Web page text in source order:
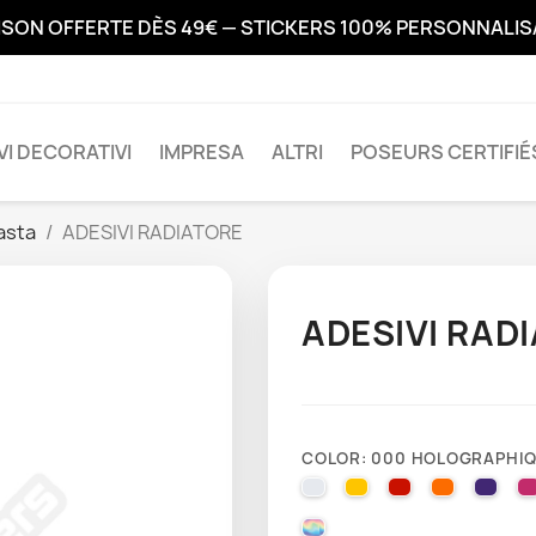
OFFERTE DÈS 49€ — STICKERS 100%
DECORATIVI IMPRESA ALTRI POSEURS
ADESIVI RADIATORE
ADESIVI
COLOR: 000
010 WHITE025 BRIMSTONE
031 RED035 040
000 HOLOGRAPHIQUE